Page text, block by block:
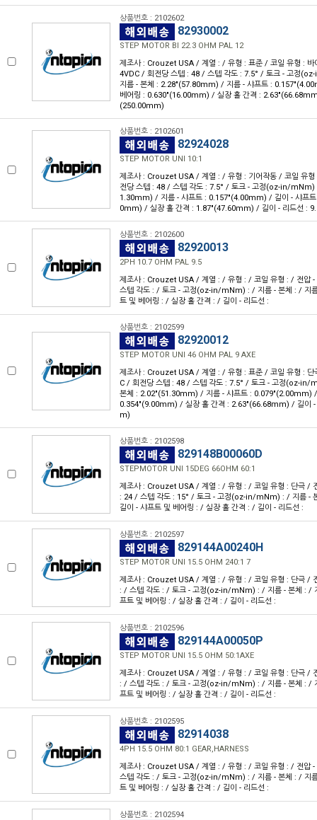
상품번호 : 2102602
82930002
STEP MOTOR BI 22.3 OHM PAL 12
제조사 : Crouzet USA / 계열 : / 유형 : 표준 / 코일 유형 : 바
4VDC / 회전당 스텝 : 48 / 스텝 각도 : 7.5° / 토크 - 고정
지름 - 본체 : 2.28"(57.80mm) / 지름 - 샤프트 :
베어링 : 0.630"(16.00mm) / 실장 홀 간격 :
(250.00mm)
상품번호 : 2102601
82924028
STEP MOTOR UNI 10:1
제조사 : Crouzet USA / 계열 : / 유형 : 기어작동 / 코일 유
전당 스텝 : 48 / 스텝 각도 : 7.5° / 토크 - 고정(oz-in/
1.30mm) / 지름 - 샤프트 : 0.157"(4.00mm) / 길이 - 샤프
0mm) / 실장 홀 간격 : 1.87"(47.60mm) / 길이 - 리드선 :
상품번호 : 2102600
82920013
2PH 10.7 OHM PAL 9.5
제조사 : Crouzet USA / 계열 : / 유형 : / 코일 유형 : / 전압
스텝 각도 : / 토크 - 고정(oz-in/mNm) : / 지름 - 본체 : / 지
트 및 베어링 : / 실장 홀 간격 : / 길이 - 리드선 :
상품번호 : 2102599
82920012
STEP MOTOR UNI 46 OHM PAL 9 AXE
제조사 : Crouzet USA / 계열 : / 유형 : 표준 / 코일 유형 : 단
C / 회전당 스텝 : 48 / 스텝 각도 : 7.5° / 토크 - 고정(oz-
본체 : 2.02"(51.30mm) / 지름 - 샤프트 : 0.079"(2.00mm) /
0.354"(9.00mm) / 실장 홀 간격 : 2.63"(66.68mm) / 길이
m)
상품번호 : 2102598
829148B00060D
STEPMOTOR UNI 15DEG 66OHM 60:1
제조사 : Crouzet USA / 계열 : / 유형 : / 코일 유형 : 단극 /
: 24 / 스텝 각도 : 15° / 토크 - 고정(oz-in/mNm) : / 지름 -
길이 - 샤프트 및 베어링 : / 실장 홀 간격 : / 길이 - 리드선 :
상품번호 : 2102597
829144A00240H
STEP MOTOR UNI 15.5 OHM 240:1 7
제조사 : Crouzet USA / 계열 : / 유형 : / 코일 유형 : 단극 /
: / 스텝 각도 : / 토크 - 고정(oz-in/mNm) : / 지름 - 본체 : /
프트 및 베어링 : / 실장 홀 간격 : / 길이 - 리드선 :
상품번호 : 2102596
829144A00050P
STEP MOTOR UNI 15.5 OHM 50:1AXE
제조사 : Crouzet USA / 계열 : / 유형 : / 코일 유형 : 단극 /
: / 스텝 각도 : / 토크 - 고정(oz-in/mNm) : / 지름 - 본체 : /
프트 및 베어링 : / 실장 홀 간격 : / 길이 - 리드선 :
상품번호 : 2102595
82914038
4PH 15.5 OHM 80:1 GEAR,HARNESS
제조사 : Crouzet USA / 계열 : / 유형 : / 코일 유형 : / 전압
스텝 각도 : / 토크 - 고정(oz-in/mNm) : / 지름 - 본체 : / 지
트 및 베어링 : / 실장 홀 간격 : / 길이 - 리드선 :
상품번호 : 2102594